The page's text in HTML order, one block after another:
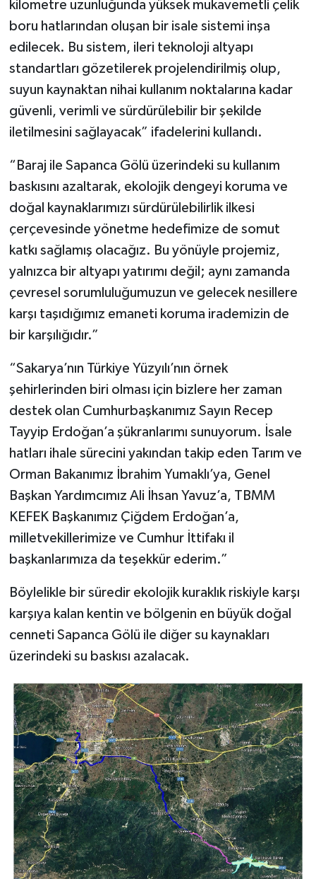
kilometre uzunluğunda yüksek mukavemetli çelik
boru hatlarından oluşan bir isale sistemi inşa
edilecek. Bu sistem, ileri teknoloji altyapı
standartları gözetilerek projelendirilmiş olup,
suyun kaynaktan nihai kullanım noktalarına kadar
güvenli, verimli ve sürdürülebilir bir şekilde
iletilmesini sağlayacak” ifadelerini kullandı.
“Baraj ile Sapanca Gölü üzerindeki su kullanım
baskısını azaltarak, ekolojik dengeyi koruma ve
doğal kaynaklarımızı sürdürülebilirlik ilkesi
çerçevesinde yönetme hedefimize de somut
katkı sağlamış olacağız. Bu yönüyle projemiz,
yalnızca bir altyapı yatırımı değil; aynı zamanda
çevresel sorumluluğumuzun ve gelecek nesillere
karşı taşıdığımız emaneti koruma irademizin de
bir karşılığıdır.”
“Sakarya’nın Türkiye Yüzyılı’nın örnek
şehirlerinden biri olması için bizlere her zaman
destek olan Cumhurbaşkanımız Sayın Recep
Tayyip Erdoğan’a şükranlarımı sunuyorum. İsale
hatları ihale sürecini yakından takip eden Tarım ve
Orman Bakanımız İbrahim Yumaklı’ya, Genel
Başkan Yardımcımız Ali İhsan Yavuz’a, TBMM
KEFEK Başkanımız Çiğdem Erdoğan’a,
milletvekillerimize ve Cumhur İttifakı il
başkanlarımıza da teşekkür ederim.”
Böylelikle bir süredir ekolojik kuraklık riskiyle karşı
karşıya kalan kentin ve bölgenin en büyük doğal
cenneti Sapanca Gölü ile diğer su kaynakları
üzerindeki su baskısı azalacak.